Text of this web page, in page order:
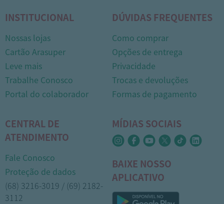
INSTITUCIONAL
Nossas lojas
Cartão Arasuper
Leve mais
Trabalhe Conosco
Portal do colaborador
DÚVIDAS FREQUENTES
Como comprar
Opções de entrega
Privacidade
Trocas e devoluções
Formas de pagamento
CENTRAL DE
ATENDIMENTO
Fale Conosco
Proteção de dados
(68) 3216-3019 / (69) 2182-
3112
MÍDIAS SOCIAIS
BAIXE NOSSO
APLICATIVO